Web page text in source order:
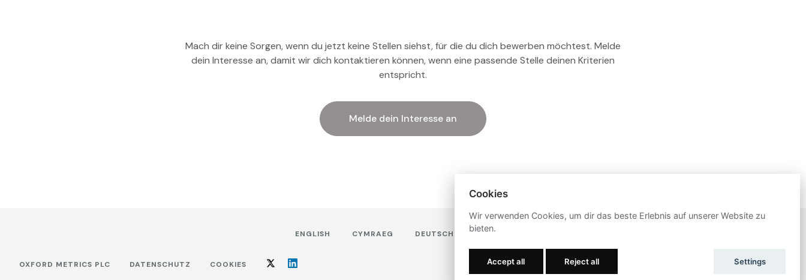
Mach dir keine Sorgen, wenn du jetzt keine Stellen siehst, für die du dich bewerben möchtest. Melde
dein Interesse an, damit wir dich kontaktieren können, wenn eine passende Stelle deinen Kriterien
entspricht.
Melde dein Interesse an
ENGLISH CYMRAEG DEUTSCH GAEILGE
OXFORD METRICS PLC DATENSCHUTZ COOKIES
UNTERSTÜTZT VON
Cookies
Wir verwenden Cookies, um dir das beste Erlebnis auf unserer Website zu
bieten.
Accept all Reject all Settings